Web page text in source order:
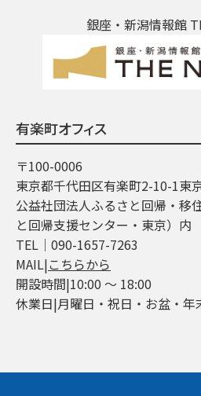
銀座・新潟情報館
有楽町オフィス
〒100-0006
東京都千代田区有楽町2-10-1東
公益社団法人ふるさと回帰・移
と回帰支援センター・東京）内
TEL│090-1657-7263
MAIL|こちらから
開設時間|10:00 ～ 18:00
休業日|月曜日・祝日・お盆・年